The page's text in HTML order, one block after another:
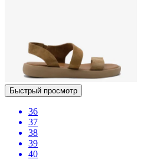
Быстрый просмотр
36
37
38
39
40